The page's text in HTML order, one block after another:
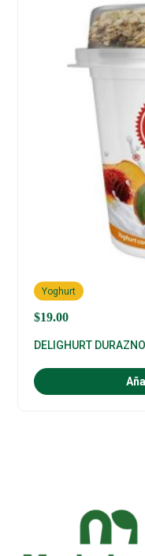
$19.00
Yoghurt
DELIGHURT